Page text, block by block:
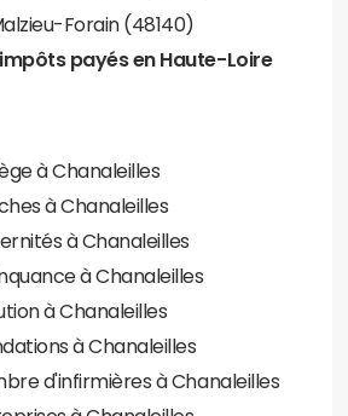
Forain (48140)
impôts payés en Haute-Loire
à Chanaleilles
à Chanaleilles
à Chanaleilles
à Chanaleilles
à Chanaleilles
à Chanaleilles
d'infirmières à Chanaleilles